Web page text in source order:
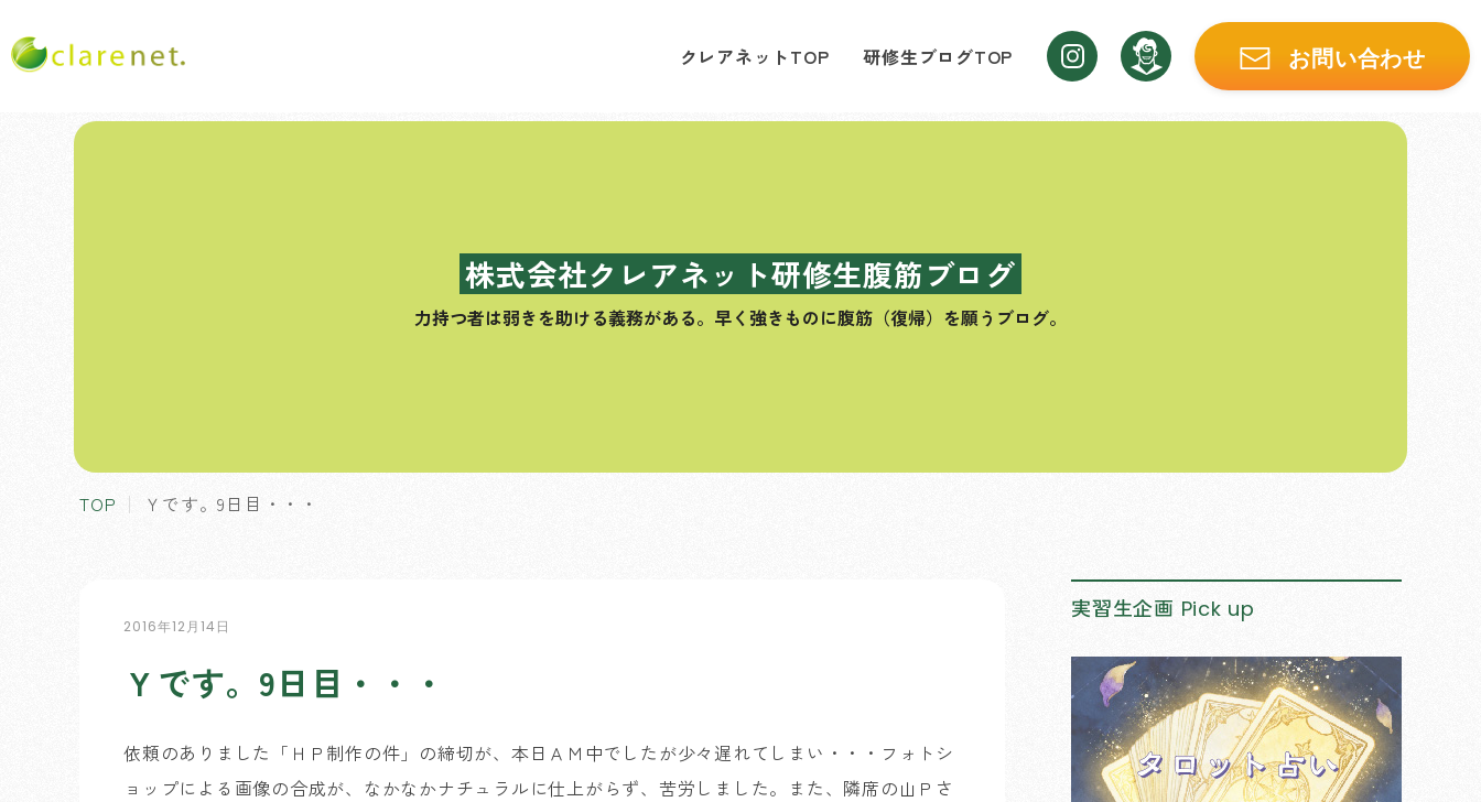
クレアネットTOP 研修生ブログTOP お問い合わせ
株式会社クレアネット研修生腹筋ブログ
力持つ者は弱きを助ける義務がある。 早く強きものに腹筋（復帰）を願うブログ。
TOP Ｙです。9日目・・・
2016年12月14日
Ｙです。9日目・・・
依頼のありました「ＨＰ制作の件」の締切が、本日ＡＭ中でしたが少々遅れてしまい・・・フォトシ
ョップによる画像の合成が、なかなかナチュラルに仕上がらず、苦労しました。また、隣席の山Ｐさ
実習生企画 Pick up